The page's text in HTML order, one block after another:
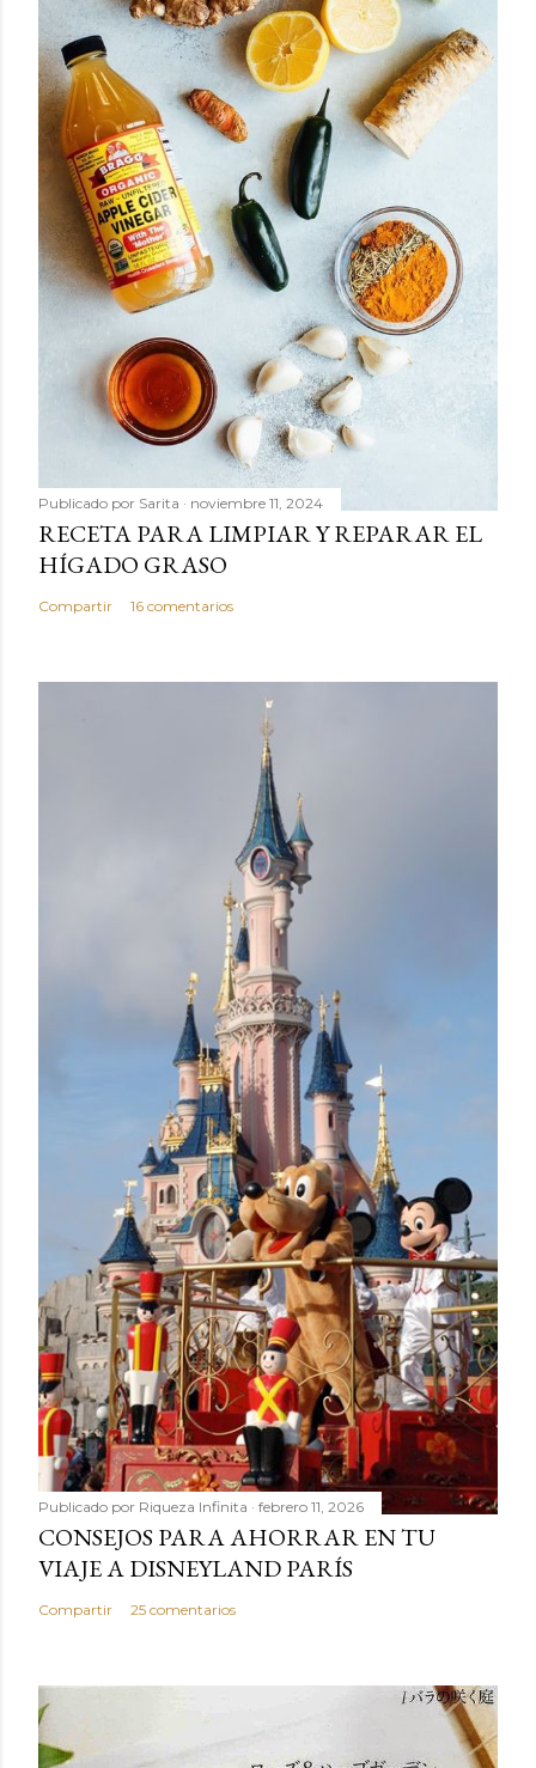
Publicado por Sarita noviembre 11, 2024
RECETA PARA LIMPIAR Y REPARAR EL
HÍGADO GRASO
Compartir 16 comentarios
Publicado por Riqueza Infinita febrero 11, 2026
CONSEJOS PARA AHORRAR EN TU
VIAJE A DISNEYLAND PARÍS
Compartir 25 comentarios